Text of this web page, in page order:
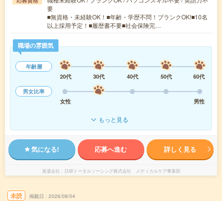
要
■無資格・未経験OK！■年齢・学歴不問！ブランクOK!■10名
以上採用予定！■履歴書不要■社会保険完…
職場の雰囲気
年齢層
20代
30代 40代 50代
60代
男女比率
女性
男性
もっと見る
気になる! 応募へ進む 詳しく見る
派遣会社 日研トータルソーシング株式会社 メディカルケア事業部
未読 掲載日 2026/08/04